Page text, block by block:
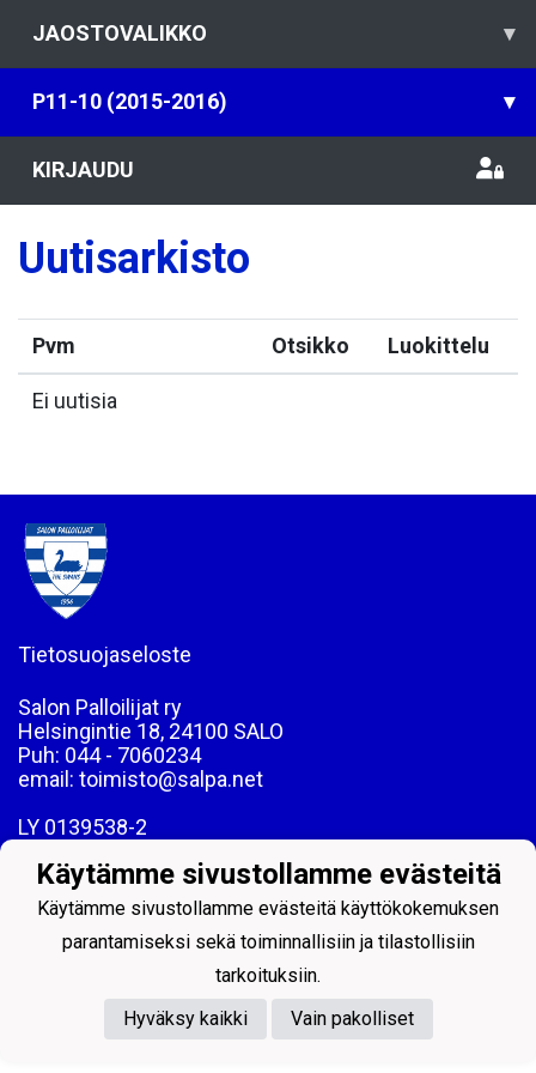
JAOSTOVALIKKO ▾
P11-10 (2015-2016) ▾
KIRJAUDU
Uutisarkisto
Pvm Otsikko Luokittelu
Ei uutisia
Tietosuojaseloste
Salon Palloilijat ry
Helsingintie 18, 24100 SALO
Puh: 044 - 7060234
email: toimisto@salpa.net
LY 0139538-2
Käytämme sivustollamme evästeitä
Käytämme sivustollamme evästeitä käyttökokemuksen
parantamiseksi sekä toiminnallisiin ja tilastollisiin
tarkoituksiin.
Hyväksy kaikki
Vain pakolliset